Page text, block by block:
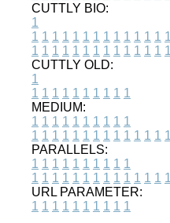
CUTTLY BIO:
1
1 1 1 1 1 1 1 1 1 1 1 1 1 1
1 1 1 1 1 1 1 1 1 1 1 1 1 1
CUTTLY OLD:
1
1 1 1 1 1 1 1 1 1 1
MEDIUM:
1 1 1 1 1 1 1 1 1 1
1 1 1 1 1 1 1 1 1 1 1 1 1 1
PARALLELS:
1 1 1 1 1 1 1 1 1 1
1 1 1 1 1 1 1 1 1 1 1 1 1 1
URL PARAMETER:
1 1 1 1 1 1 1 1 1 1